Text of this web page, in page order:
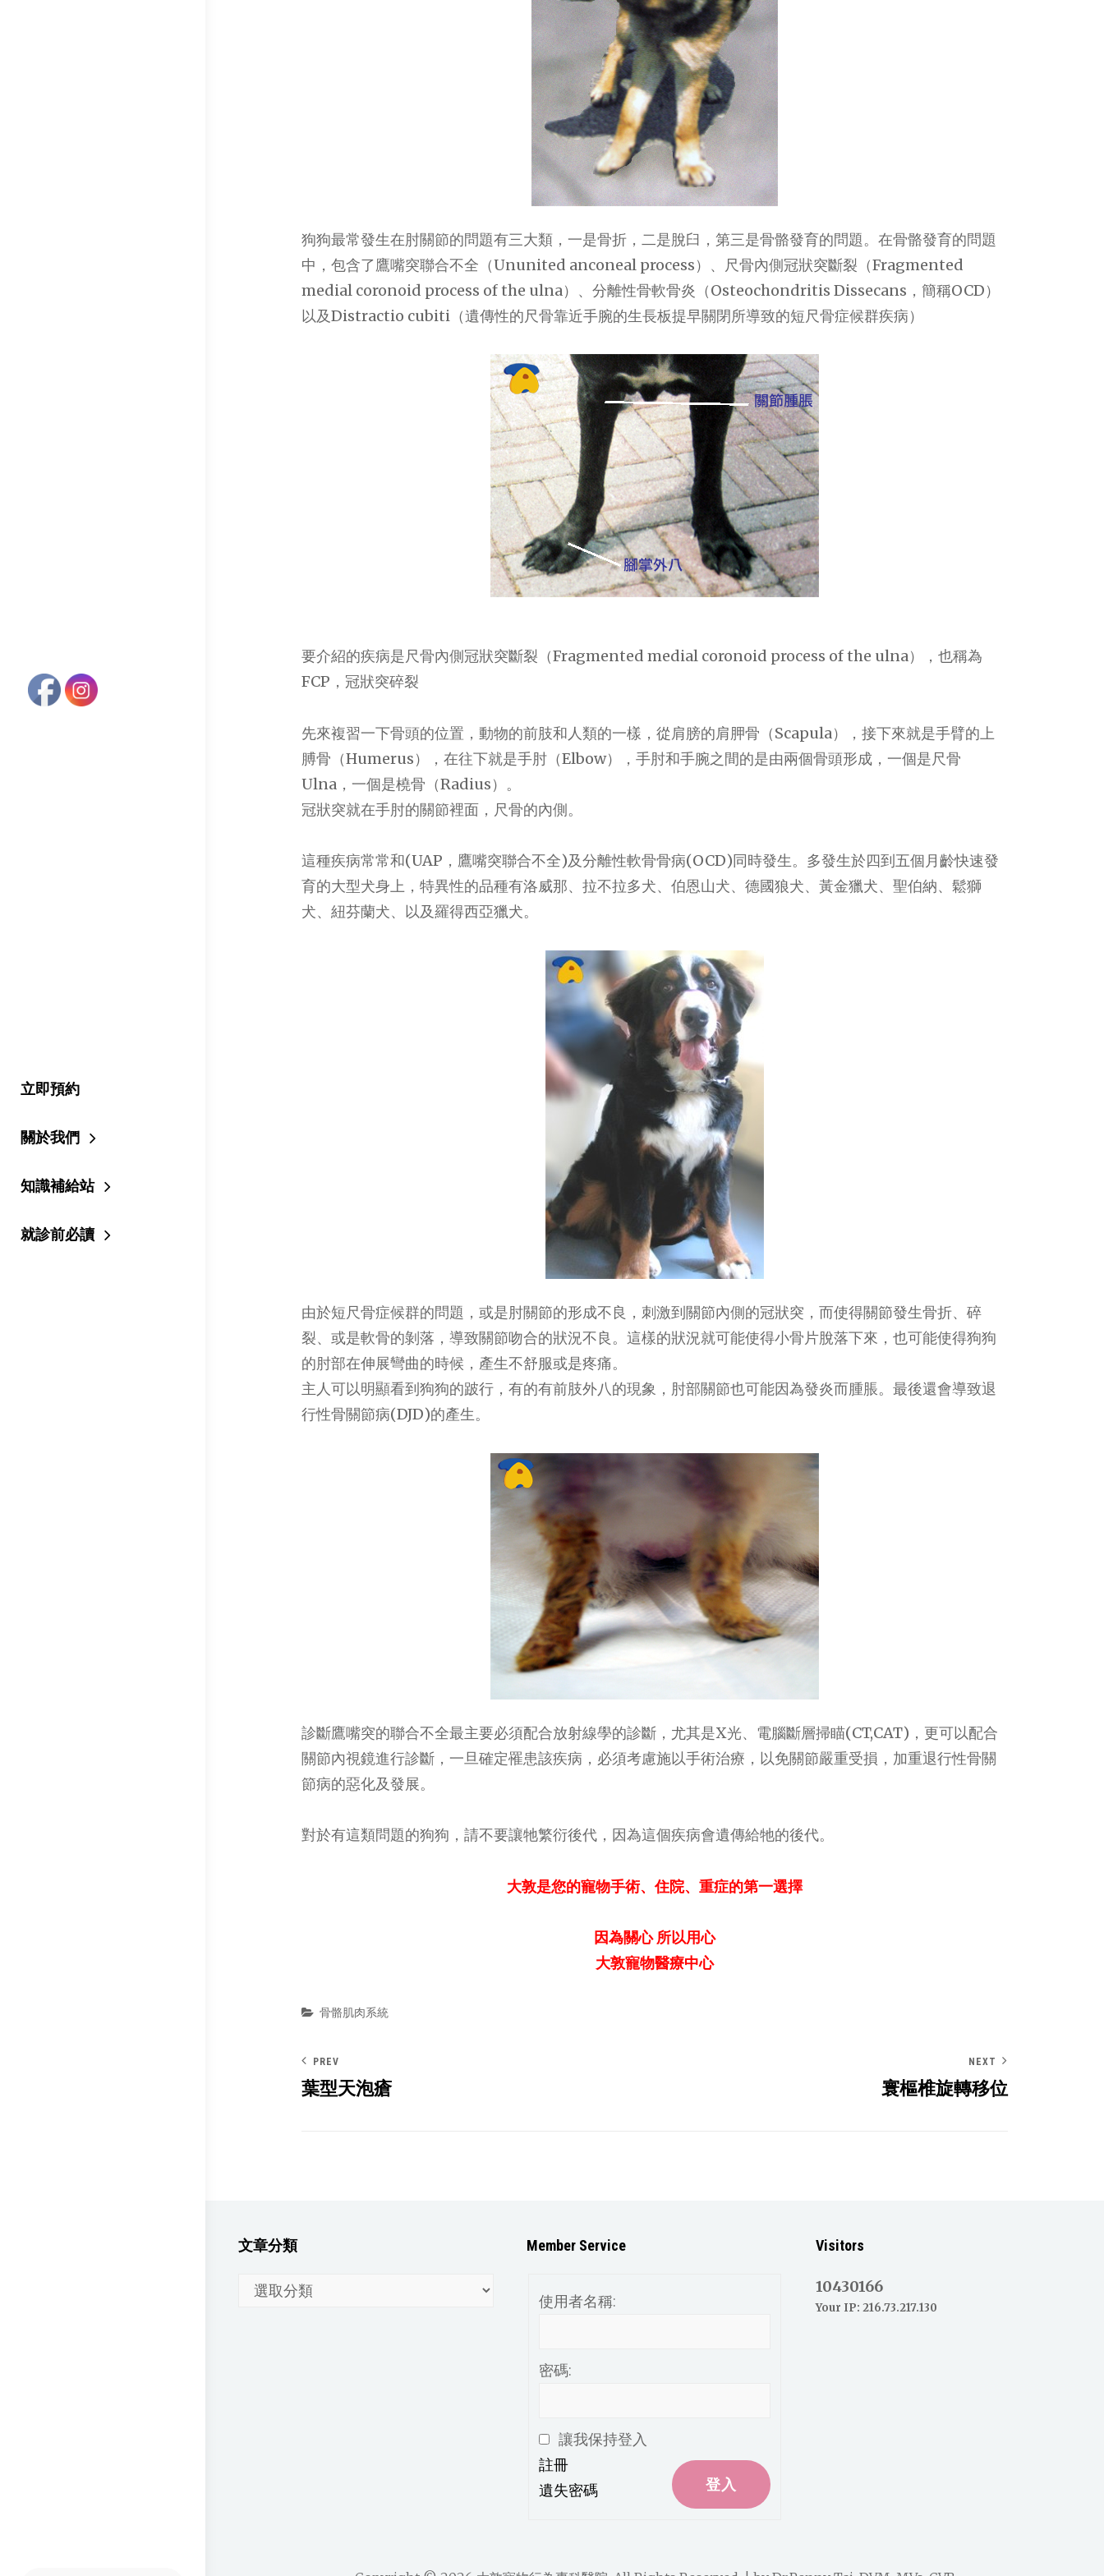
立即預約
關於我們
知識補給站
就診前必讀
狗狗最常發生在肘關節的問題有三大類，一是骨折，二是脫臼，第三是骨骼發育的問題。在骨骼發育的問題
中，包含了鷹嘴突聯合不全（Ununited anconeal process）、尺骨內側冠狀突斷裂（Fragmented
medial coronoid process of the ulna）、分離性骨軟骨炎（Osteochondritis Dissecans，簡稱OCD）
以及Distractio cubiti（遺傳性的尺骨靠近手腕的生長板提早關閉所導致的短尺骨症候群疾病）
要介紹的疾病是尺骨內側冠狀突斷裂（Fragmented medial coronoid process of the ulna），也稱為
FCP，冠狀突碎裂
先來複習一下骨頭的位置，動物的前肢和人類的一樣，從肩膀的肩胛骨（Scapula），接下來就是手臂的上
膊骨（Humerus），在往下就是手肘（Elbow），手肘和手腕之間的是由兩個骨頭形成，一個是尺骨
Ulna，一個是橈骨（Radius）。
冠狀突就在手肘的關節裡面，尺骨的內側。
這種疾病常常和(UAP，鷹嘴突聯合不全)及分離性軟骨骨病(OCD)同時發生。多發生於四到五個月齡快速發
育的大型犬身上，特異性的品種有洛威那、拉不拉多犬、伯恩山犬、德國狼犬、黃金獵犬、聖伯納、鬆獅
犬、紐芬蘭犬、以及羅得西亞獵犬。
由於短尺骨症候群的問題，或是肘關節的形成不良，刺激到關節內側的冠狀突，而使得關節發生骨折、碎
裂、或是軟骨的剝落，導致關節吻合的狀況不良。這樣的狀況就可能使得小骨片脫落下來，也可能使得狗狗
的肘部在伸展彎曲的時候，產生不舒服或是疼痛。
主人可以明顯看到狗狗的跛行，有的有前肢外八的現象，肘部關節也可能因為發炎而腫脹。最後還會導致退
行性骨關節病(DJD)的產生。
診斷鷹嘴突的聯合不全最主要必須配合放射線學的診斷，尤其是X光、電腦斷層掃瞄(CT,CAT)，更可以配合
關節內視鏡進行診斷，一旦確定罹患該疾病，必須考慮施以手術治療，以免關節嚴重受損，加重退行性骨關
節病的惡化及發展。
對於有這類問題的狗狗，請不要讓牠繁衍後代，因為這個疾病會遺傳給牠的後代。
大敦是您的寵物手術、住院、重症的第一選擇
因為關心 所以用心
大敦寵物醫療中心
Categories
骨骼肌肉系統
PREV
葉型天泡瘡
NEXT
寰樞椎旋轉移位
文章分類 Member Service
使用者名稱:
密碼:
讓我保持登入
登入
註冊
遺失密碼
Visitors
10430166
Your IP: 216.73.217.130